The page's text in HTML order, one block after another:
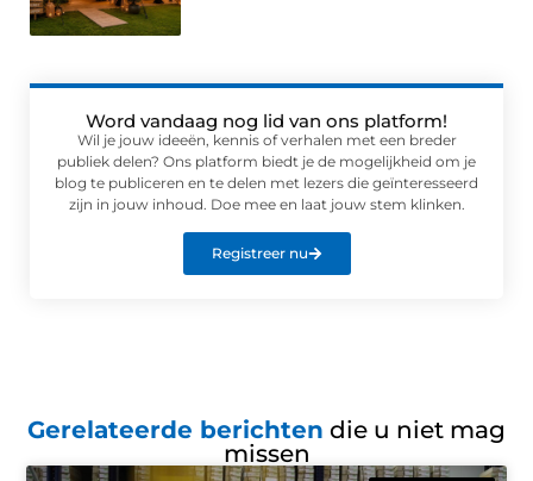
Word vandaag nog lid van ons platform!
Wil je jouw ideeën, kennis of verhalen met een breder
publiek delen? Ons platform biedt je de mogelijkheid om je
blog te publiceren en te delen met lezers die geïnteresseerd
zijn in jouw inhoud. Doe mee en laat jouw stem klinken.
Registreer nu
Gerelateerde berichten die u niet mag
missen